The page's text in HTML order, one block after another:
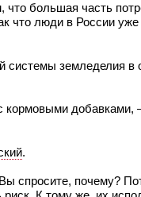
большая часть
что люди в России
системы земледелия в
кормовыми добавками,
.
спросите, почему?